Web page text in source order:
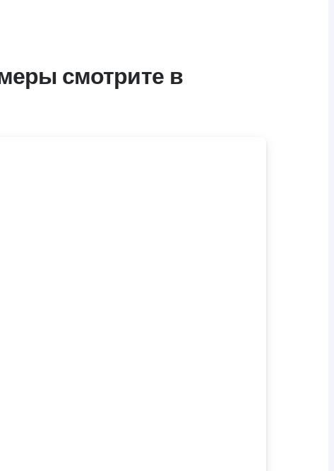
смотрите в